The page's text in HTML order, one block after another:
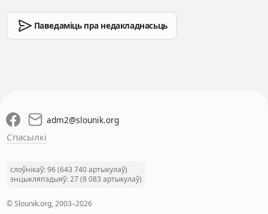
Паведаміць пра недакладнасьць
adm2@slounik.org
Спасылкі
слоўнікаў: 96 (643 740 артыкулаў)
энцыкляпэдыяў: 27 (8 083 артыкулаў)
© Slounik.org, 2003–2026